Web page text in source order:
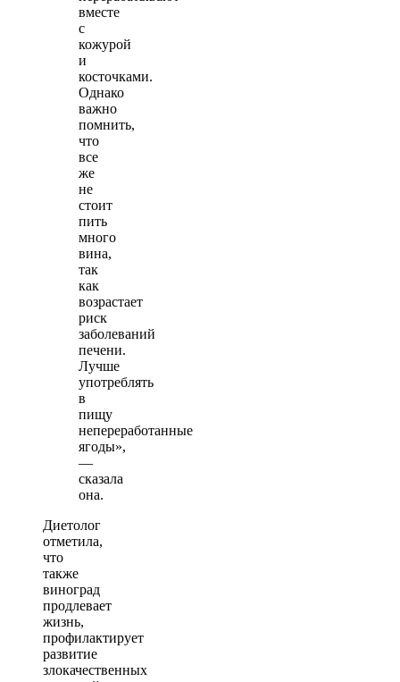
вместе
с
кожурой
и
косточками.
Однако
важно
помнить,
что
все
же
не
стоит
пить
много
вина,
так
как
возрастает
риск
заболеваний
печени.
Лучше
употреблять
в
пищу
непереработанные
ягоды»,
—
сказала
она.
Диетолог
отметила,
что
также
виноград
продлевает
жизнь,
профилактирует
развитие
злокачественных